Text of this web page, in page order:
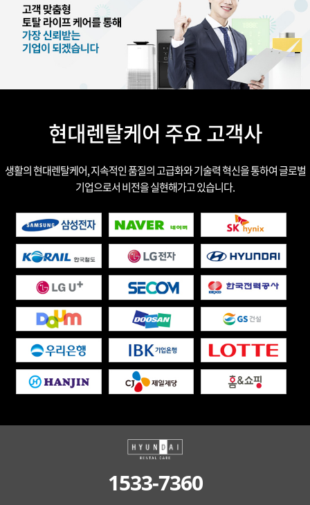
현대렌탈케어 주요 고객사
생활의 현대렌탈케어, 지속적인 품질의 고급화와 기술력 혁신을 통하여 글로벌
기업으로서 비전을 실현해가고 있습니다.
1533-7360